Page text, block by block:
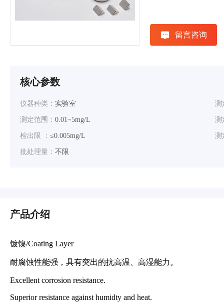
留言咨询
核心参数
仪器种类： 实验室 测
测定范围： 0.01~5mg/L 测
检出限 ： ≤0.005mg/L 测
批处理量： 不限
产品介绍
镀镍/Coating Layer
耐腐蚀性能强，具有突出的抗高温、高湿能力。
Excellent corrosion resistance.
Superior resistance against humidty and heat.